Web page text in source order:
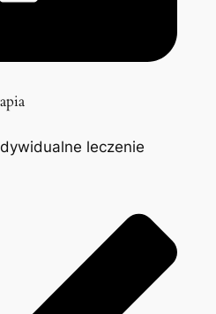
leczenie